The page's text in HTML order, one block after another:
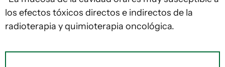
los efectos tóxicos directos e indirectos de la
radioterapia y quimioterapia oncológica.